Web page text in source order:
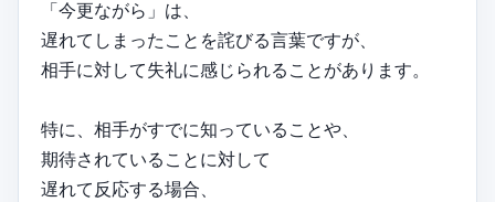
「今更ながら」は、
遅れてしまったことを詫びる言葉ですが、
相手に対して失礼に感じられることがあります。
特に、相手がすでに知っていることや、
期待されていることに対して
遅れて反応する場合、